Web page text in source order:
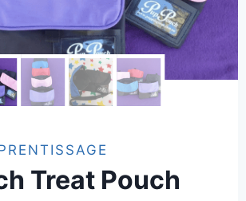
Treat Pouch